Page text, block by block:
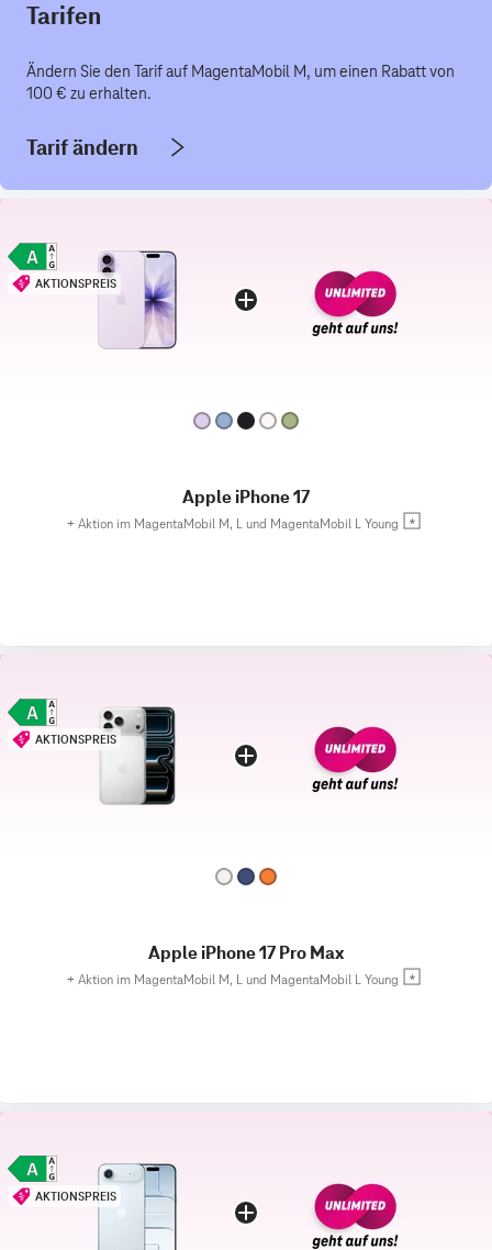
Tarifen
Ändern Sie den Tarif auf MagentaMobil M, um einen Rabatt von
100 € zu erhalten.
Tarif ändern
AKTIONSPREIS
Apple iPhone 17
+ Aktion im MagentaMobil M, L und MagentaMobil L Young
AKTIONSPREIS
Apple iPhone 17 Pro Max
+ Aktion im MagentaMobil M, L und MagentaMobil L Young
AKTIONSPREIS